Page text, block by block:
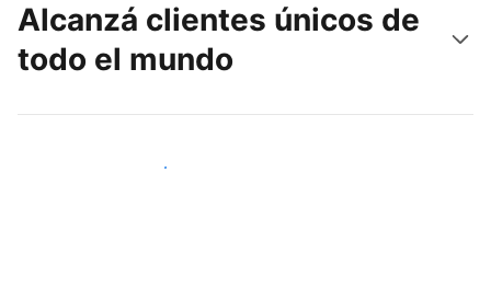
Alcanzá clientes únicos de
todo el mundo
Llegá a huéspedes nuevos hoy